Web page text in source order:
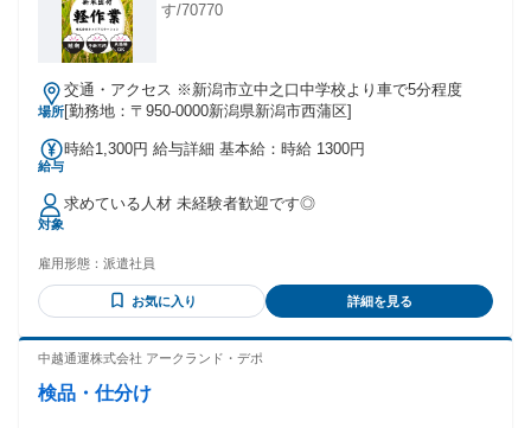
す/70770
場所
交通・アクセス ※新潟市立中之口中学校より車で5分程度
[勤務地：〒950-0000新潟県新潟市西蒲区]
給与
時給1,300円 給与詳細 基本給：時給 1300円
対象
求めている人材 未経験者歓迎です◎
雇用形態： 派遣社員
お気に入り 詳細を見る
中越通運株式会社 アークランド・デポ
検品・仕分け